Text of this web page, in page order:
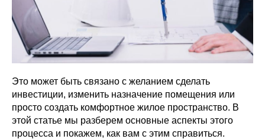
Это может быть связано с желанием сделать
инвестиции, изменить назначение помещения или
просто создать комфортное жилое пространство. В
этой статье мы разберем основные аспекты этого
процесса и покажем, как вам с этим справиться.